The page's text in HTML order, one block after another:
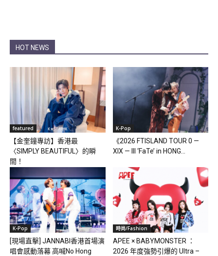
HOT NEWS
featured
【金奎鐘專訪】香港最
〈SIMPLY BEAUTIFUL〉的瞬
間！
K-Pop
《2026 FTISLAND TOUR 0 —
XIX — III ‘FaTe’ in HONG...
K-Pop
[現場直擊] JANNABI香港首場演
唱會感動落幕 高喊No Hong
時尚/Fashion
APEE × BABYMONSTER ：
2026 年度強勢引爆的 Ultra –